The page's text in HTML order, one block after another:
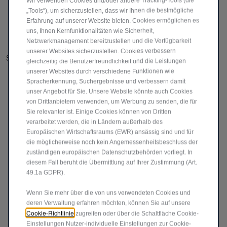
Ihnen vor Ort. Ziel ist es, Ihr Fahrzeug schnell und
zuverlässig wieder fahrbereit zu machen.
ABSCHLEPPDIENST
Sollte Ihr Nutzfahrzeug nicht mehr fahrbereit sein,
sorgt ein Einsatzfahrzeug dafür, dass es sicher zur
nächstgelegenen autorisierten Werkstatt oder
Vertragspartner gebracht wird.
ERSATZFAHRZEUG
Wenn Ihr Nutzfahrzeug ausfällt, bleiben Sie mobil.
Wir stellen Ihnen bis zu vier Tage lang ein
passendes Ersatzfahrzeug zur Verfügung,
unabhängig davon ob es sich um Werktage oder
Wochenendtage handelt.
„Tools“), um sicherzustellen, dass wir Ihnen die bestmögliche
Erfahrung auf unserer Website bieten. Cookies ermöglichen es
uns, Ihnen Kernfunktionalitäten wie Sicherheit,
Netzwerkmanagement bereitzustellen und die Verfügbarkeit
unserer Websites sicherzustellen. Cookies verbessern
gleichzeitig die Benutzerfreundlichkeit und die Leistungen
unserer Websites durch verschiedene Funktionen wie
Spracherkennung, Suchergebnisse und verbessern damit
unser Angebot für Sie. Unsere Website könnte auch Cookies
von Drittanbietern verwenden, um Werbung zu senden, die für
Sie relevanter ist. Einige Cookies können von Dritten
verarbeitet werden, die in Ländern außerhalb des
Europäischen Wirtschaftsraums (EWR) ansässig sind und für
die möglicherweise noch kein Angemessenheitsbeschluss der
zuständigen europäischen Datenschutzbehörden vorliegt. In
diesem Fall beruht die Übermittlung auf Ihrer Zustimmung (Art.
49.1a GDPR).
Wenn Sie mehr über die von uns verwendeten Cookies und
deren Verwaltung erfahren möchten, können Sie auf unsere
Cookie-Richtlinie zugreifen oder über die Schaltfläche Cookie-
Einstellungen Nutzer-individuelle Einstellungen zur Cookie-